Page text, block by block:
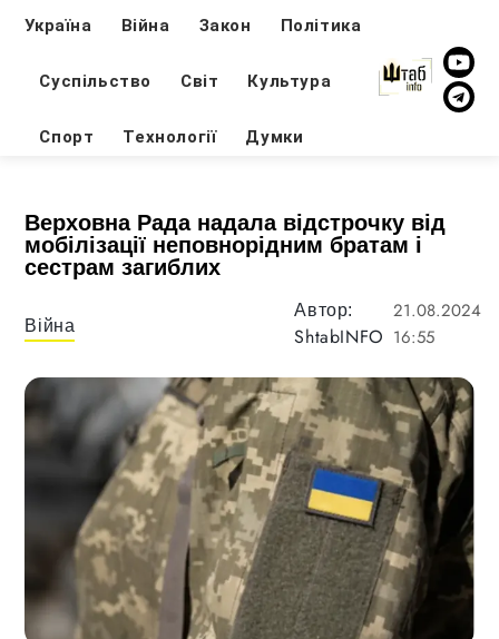
Україна Війна Закон Політика
Суспільство Світ Культура
Спорт Технології Думки
Верховна Рада надала відстрочку від
мобілізації неповнорідним братам і
сестрам загиблих
Війна
Автор:
ShtabINFO
21.08.2024
16:55